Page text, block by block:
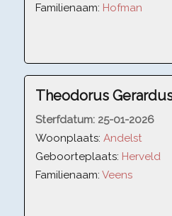
Familienaam: Hofman
Theodorus
Sterfdatum: 25-01-2026
Woonplaats: Andelst
Geboorteplaats: Herveld
Familienaam: Veens